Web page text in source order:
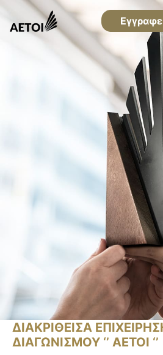
ΔΙΑΚΡΙΘΕΙΣΑ
ΔΙΑΓΩΝΙΣΜΟΥ ‘’ ΑΕΤΟΙ ‘’